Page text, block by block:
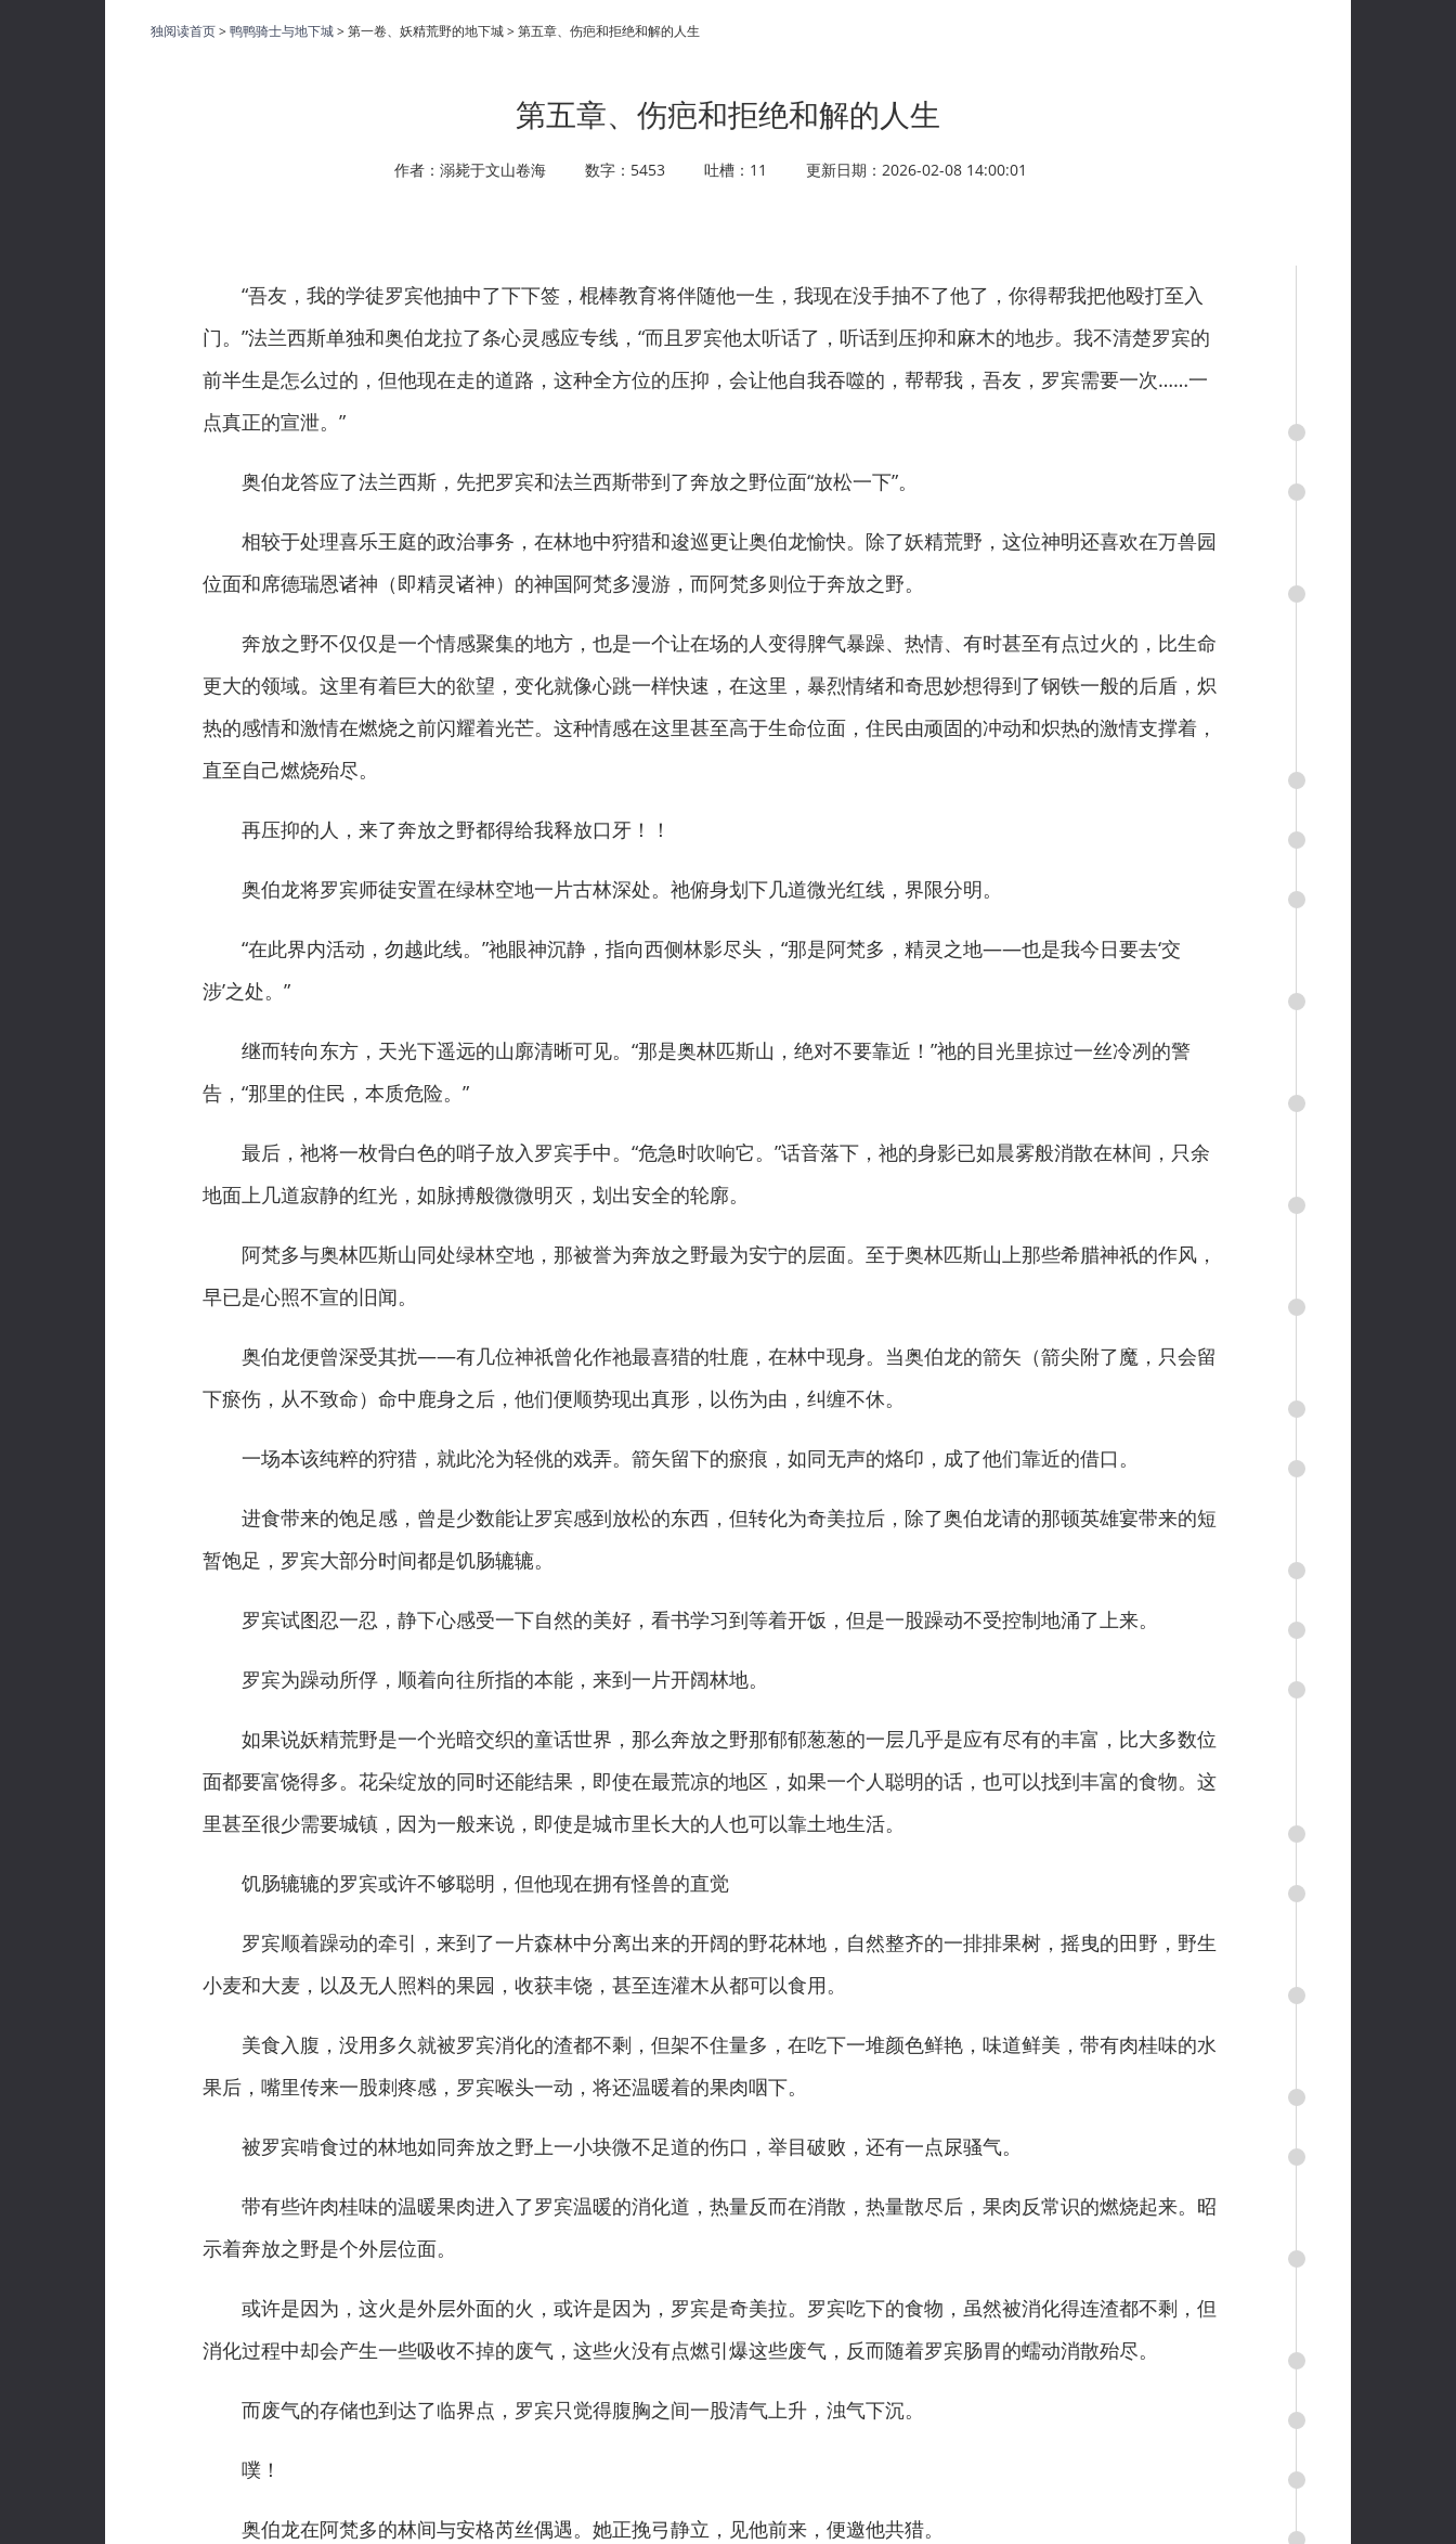
独阅读首页>鸭鸭骑士与地下城> 第一卷、妖精荒野的地下城 > 第五章、伤疤和拒绝和解的人生
第五章、伤疤和拒绝和解的人生
作者：溺毙于文山卷海 数字：5453 吐槽：11 更新日期：2026-02-08 14:00:01
“吾友，我的学徒罗宾他抽中了下下签，棍棒教育将伴随他一生，我现在没手抽不了他了，你得帮我把他殴打至入
门。”法兰西斯单独和奥伯龙拉了条心灵感应专线，“而且罗宾他太听话了，听话到压抑和麻木的地步。我不清楚罗宾的
前半生是怎么过的，但他现在走的道路，这种全方位的压抑，会让他自我吞噬的，帮帮我，吾友，罗宾需要一次……一
点真正的宣泄。”
奥伯龙答应了法兰西斯，先把罗宾和法兰西斯带到了奔放之野位面“放松一下”。
相较于处理喜乐王庭的政治事务，在林地中狩猎和逡巡更让奥伯龙愉快。除了妖精荒野，这位神明还喜欢在万兽园
位面和席德瑞恩诸神（即精灵诸神）的神国阿梵多漫游，而阿梵多则位于奔放之野。
奔放之野不仅仅是一个情感聚集的地方，也是一个让在场的人变得脾气暴躁、热情、有时甚至有点过火的，比生命
更大的领域。这里有着巨大的欲望，变化就像心跳一样快速，在这里，暴烈情绪和奇思妙想得到了钢铁一般的后盾，炽
热的感情和激情在燃烧之前闪耀着光芒。这种情感在这里甚至高于生命位面，住民由顽固的冲动和炽热的激情支撑着，
直至自己燃烧殆尽。
再压抑的人，来了奔放之野都得给我释放口牙！！
奥伯龙将罗宾师徒安置在绿林空地一片古林深处。祂俯身划下几道微光红线，界限分明。
“在此界内活动，勿越此线。”祂眼神沉静，指向西侧林影尽头，“那是阿梵多，精灵之地——也是我今日要去‘交
涉’之处。”
继而转向东方，天光下遥远的山廓清晰可见。“那是奥林匹斯山，绝对不要靠近！”祂的目光里掠过一丝冷冽的警
告，“那里的住民，本质危险。”
最后，祂将一枚骨白色的哨子放入罗宾手中。“危急时吹响它。”话音落下，祂的身影已如晨雾般消散在林间，只余
地面上几道寂静的红光，如脉搏般微微明灭，划出安全的轮廓。
阿梵多与奥林匹斯山同处绿林空地，那被誉为奔放之野最为安宁的层面。至于奥林匹斯山上那些希腊神祇的作风，
早已是心照不宣的旧闻。
奥伯龙便曾深受其扰——有几位神祇曾化作祂最喜猎的牡鹿，在林中现身。当奥伯龙的箭矢（箭尖附了魔，只会留
下瘀伤，从不致命）命中鹿身之后，他们便顺势现出真形，以伤为由，纠缠不休。
一场本该纯粹的狩猎，就此沦为轻佻的戏弄。箭矢留下的瘀痕，如同无声的烙印，成了他们靠近的借口。
进食带来的饱足感，曾是少数能让罗宾感到放松的东西，但转化为奇美拉后，除了奥伯龙请的那顿英雄宴带来的短
暂饱足，罗宾大部分时间都是饥肠辘辘。
罗宾试图忍一忍，静下心感受一下自然的美好，看书学习到等着开饭，但是一股躁动不受控制地涌了上来。
罗宾为躁动所俘，顺着向往所指的本能，来到一片开阔林地。
如果说妖精荒野是一个光暗交织的童话世界，那么奔放之野那郁郁葱葱的一层几乎是应有尽有的丰富，比大多数位
面都要富饶得多。花朵绽放的同时还能结果，即使在最荒凉的地区，如果一个人聪明的话，也可以找到丰富的食物。这
里甚至很少需要城镇，因为一般来说，即使是城市里长大的人也可以靠土地生活。
饥肠辘辘的罗宾或许不够聪明，但他现在拥有怪兽的直觉
罗宾顺着躁动的牵引，来到了一片森林中分离出来的开阔的野花林地，自然整齐的一排排果树，摇曳的田野，野生
小麦和大麦，以及无人照料的果园，收获丰饶，甚至连灌木从都可以食用。
美食入腹，没用多久就被罗宾消化的渣都不剩，但架不住量多，在吃下一堆颜色鲜艳，味道鲜美，带有肉桂味的水
果后，嘴里传来一股刺疼感，罗宾喉头一动，将还温暖着的果肉咽下。
被罗宾啃食过的林地如同奔放之野上一小块微不足道的伤口，举目破败，还有一点尿骚气。
带有些许肉桂味的温暖果肉进入了罗宾温暖的消化道，热量反而在消散，热量散尽后，果肉反常识的燃烧起来。昭
示着奔放之野是个外层位面。
或许是因为，这火是外层外面的火，或许是因为，罗宾是奇美拉。罗宾吃下的食物，虽然被消化得连渣都不剩，但
消化过程中却会产生一些吸收不掉的废气，这些火没有点燃引爆这些废气，反而随着罗宾肠胃的蠕动消散殆尽。
而废气的存储也到达了临界点，罗宾只觉得腹胸之间一股清气上升，浊气下沉。
噗！
奥伯龙在阿梵多的林间与安格芮丝偶遇。她正挽弓静立，见他前来，便邀他共猎。